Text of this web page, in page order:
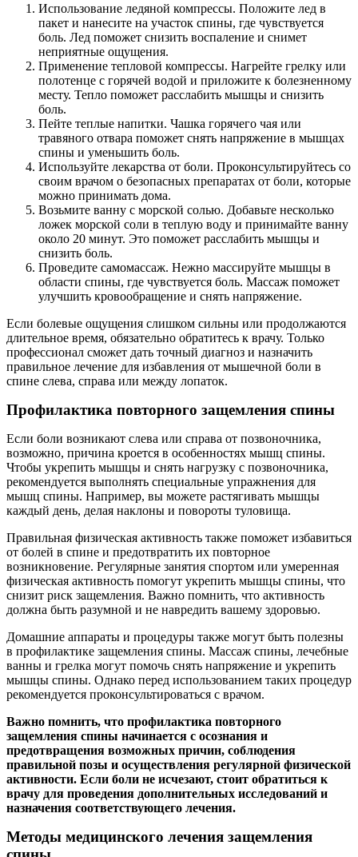
Использование ледяной компрессы. Положите лед в
пакет и нанесите на участок спины, где чувствуется
боль. Лед поможет снизить воспаление и снимет
неприятные ощущения.
Применение тепловой компрессы. Нагрейте грелку или
полотенце с горячей водой и приложите к болезненному
месту. Тепло поможет расслабить мышцы и снизить
боль.
Пейте теплые напитки. Чашка горячего чая или
травяного отвара поможет снять напряжение в мышцах
спины и уменьшить боль.
Используйте лекарства от боли. Проконсультируйтесь со
своим врачом о безопасных препаратах от боли, которые
можно принимать дома.
Возьмите ванну с морской солью. Добавьте несколько
ложек морской соли в теплую воду и принимайте ванну
около 20 минут. Это поможет расслабить мышцы и
снизить боль.
Проведите самомассаж. Нежно массируйте мышцы в
области спины, где чувствуется боль. Массаж поможет
улучшить кровообращение и снять напряжение.
Если болевые ощущения слишком сильны или продолжаются
длительное время, обязательно обратитесь к врачу. Только
профессионал сможет дать точный диагноз и назначить
правильное лечение для избавления от мышечной боли в
спине слева, справа или между лопаток.
Профилактика повторного защемления спины
Если боли возникают слева или справа от позвоночника,
возможно, причина кроется в особенностях мышц спины.
Чтобы укрепить мышцы и снять нагрузку с позвоночника,
рекомендуется выполнять специальные упражнения для
мышц спины. Например, вы можете растягивать мышцы
каждый день, делая наклоны и повороты туловища.
Правильная физическая активность также поможет избавиться
от болей в спине и предотвратить их повторное
возникновение. Регулярные занятия спортом или умеренная
физическая активность помогут укрепить мышцы спины, что
снизит риск защемления. Важно помнить, что активность
должна быть разумной и не навредить вашему здоровью.
Домашние аппараты и процедуры также могут быть полезны
в профилактике защемления спины. Массаж спины, лечебные
ванны и грелка могут помочь снять напряжение и укрепить
мышцы спины. Однако перед использованием таких процедур
рекомендуется проконсультироваться с врачом.
Важно помнить, что профилактика повторного
защемления спины начинается с осознания и
предотвращения возможных причин, соблюдения
правильной позы и осуществления регулярной физической
активности. Если боли не исчезают, стоит обратиться к
врачу для проведения дополнительных исследований и
назначения соответствующего лечения.
Методы медицинского лечения защемления